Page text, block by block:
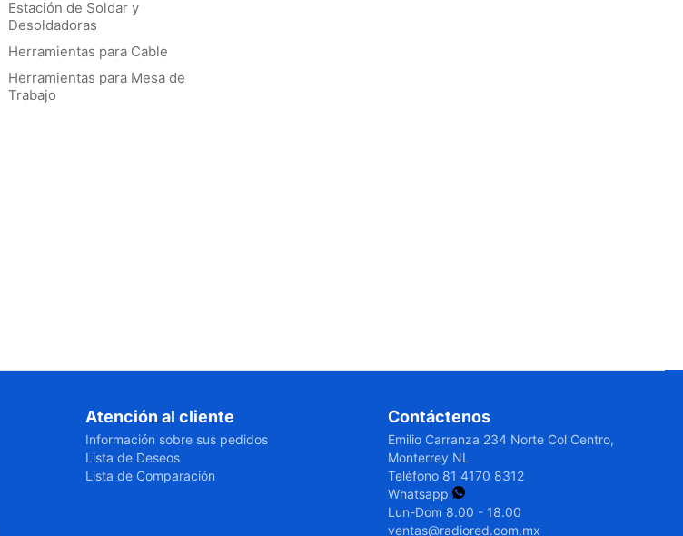
Estación de Soldar y
Desoldadoras
Herramientas para Cable
Herramientas para Mesa de
Trabajo
Atención al cliente
Información sobre sus pedidos
Lista de Deseos
Lista de Comparación
Contáctenos
Emilio Carranza 234 Norte Col Centro,
Monterrey NL
Teléfono 81 4170 8312
Whatsapp
Lun-Dom 8.00 - 18.00
ventas@radiored.com.mx